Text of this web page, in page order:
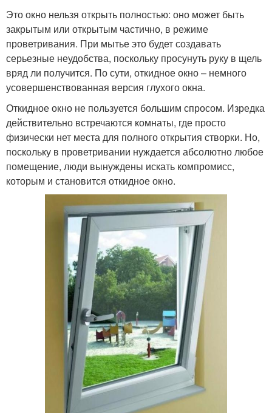
Это окно нельзя открыть полностью: оно может быть
закрытым или открытым частично, в режиме
проветривания. При мытье это будет создавать
серьезные неудобства, поскольку просунуть руку в щель
вряд ли получится. По сути, откидное окно – немного
усовершенствованная версия глухого окна.
Откидное окно не пользуется большим спросом. Изредка
действительно встречаются комнаты, где просто
физически нет места для полного открытия створки. Но,
поскольку в проветривании нуждается абсолютно любое
помещение, люди вынуждены искать компромисс,
которым и становится откидное окно.